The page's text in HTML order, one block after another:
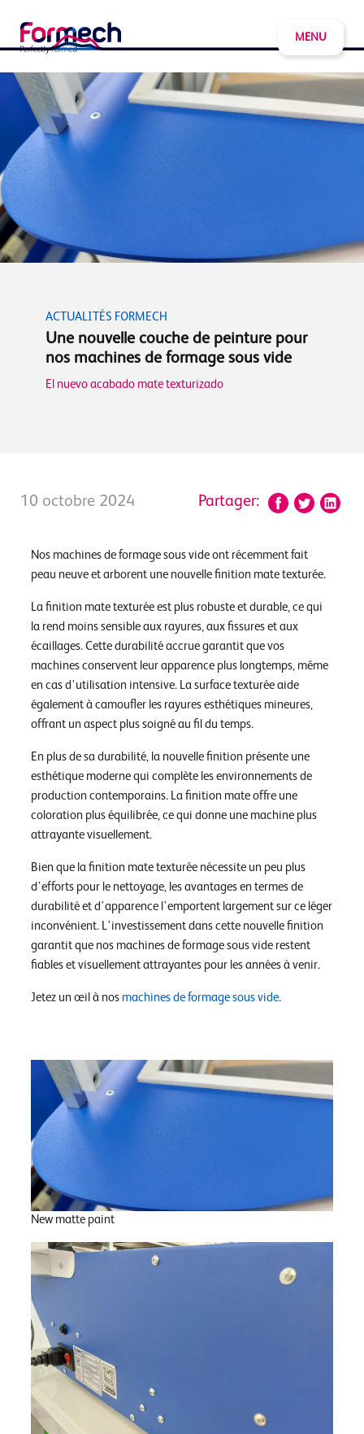
MENU
ACTUALITÉS FORMECH
Une nouvelle couche de peinture pour
nos machines de formage sous vide
El nuevo acabado mate texturizado
10 octobre 2024 Partager:
Nos machines de formage sous vide ont récemment fait
peau neuve et arborent une nouvelle finition mate texturée.
La finition mate texturée est plus robuste et durable, ce qui
la rend moins sensible aux rayures, aux fissures et aux
écaillages. Cette durabilité accrue garantit que vos
machines conservent leur apparence plus longtemps, même
en cas d'utilisation intensive. La surface texturée aide
également à camoufler les rayures esthétiques mineures,
offrant un aspect plus soigné au fil du temps.
En plus de sa durabilité, la nouvelle finition présente une
esthétique moderne qui complète les environnements de
production contemporains. La finition mate offre une
coloration plus équilibrée, ce qui donne une machine plus
attrayante visuellement.
Bien que la finition mate texturée nécessite un peu plus
d'efforts pour le nettoyage, les avantages en termes de
durabilité et d'apparence l'emportent largement sur ce léger
inconvénient. L'investissement dans cette nouvelle finition
garantit que nos machines de formage sous vide restent
fiables et visuellement attrayantes pour les années à venir.
Jetez un œil à nos machines de formage sous vide.
New matte paint